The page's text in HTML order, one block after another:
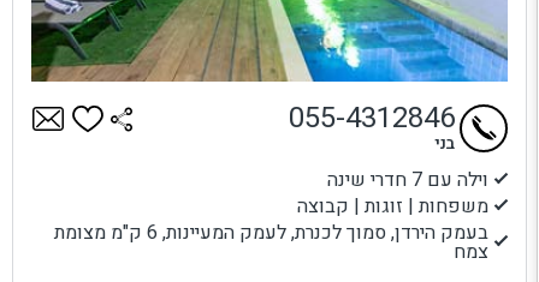
וילה עם 7 חדרי שינה
משפחות | זוגות | קבוצה
בעמק הירדן, סמוך לכנרת, לעמק המעיינות, 6 ק"מ מצומת
צמח
055-4312846
בני